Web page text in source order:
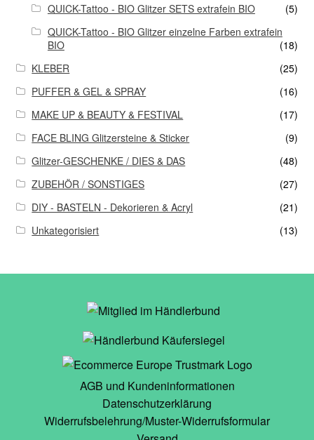
QUICK-Tattoo - BIO Glitzer SETS extrafein BIO
(5)
QUICK-Tattoo - BIO Glitzer einzelne Farben extrafein
BIO
(18)
KLEBER
(25)
PUFFER & GEL & SPRAY
(16)
MAKE UP & BEAUTY & FESTIVAL
(17)
FACE BLING Glitzersteine & Sticker
(9)
Glitzer-GESCHENKE / DIES & DAS
(48)
ZUBEHÖR / SONSTIGES
(27)
DIY - BASTELN - Dekorieren & Acryl
(21)
Unkategorisiert
(13)
AGB und Kundeninformationen
Datenschutzerklärung
Widerrufsbelehrung/Muster-Widerrufsformular